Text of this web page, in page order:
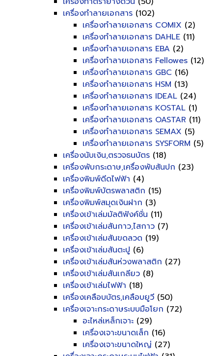
เครื่องทำลายเอกสาร (102)
เครื่องทำลายเอกสาร COMIX (2)
เครื่องทำลายเอกสาร DAHLE (11)
เครื่องทำลายเอกสาร EBA (2)
เครื่องทำลายเอกสาร Fellowes (12)
เครื่องทำลายเอกสาร GBC (16)
เครื่องทำลายเอกสาร HSM (13)
เครื่องทำลายเอกสาร IDEAL (24)
เครื่องทำลายเอกสาร KOSTAL (1)
เครื่องทำลายเอกสาร OASTAR (11)
เครื่องทำลายเอกสาร SEMAX (5)
เครื่องทำลายเอกสาร SYSFORM (5)
เครื่องนับเงิน,ตรวจธนบัตร (18)
เครื่องพับกระดาษ,เครื่องพับสันปก (23)
เครื่องพิมพ์ดีดไฟฟ้า (4)
เครื่องพิมพ์บัตรพลาสติก (15)
เครื่องพิมพ์สมุดเงินฝาก (3)
เครื่องเข้าเล่มมัลติฟังค์ชั่น (11)
เครื่องเข้าเล่มสันกาว,ไสกาว (7)
เครื่องเข้าเล่มสันขดลวด (19)
เครื่องเข้าเล่มสันตะปู (6)
เครื่องเข้าเล่มสันห่วงพลาสติก (27)
เครื่องเข้าเล่มสันเกลียว (8)
เครื่องเข้าเล่มไฟฟ้า (18)
เครื่องเคลือบบัตร,เคลือบยูวี (50)
เครื่องเจาะกระดาษระบบมือโยก (72)
อะไหล่เหล็กเจาะ (29)
เครื่องเจาะขนาดเล็ก (16)
เครื่องเจาะขนาดใหญ่ (27)